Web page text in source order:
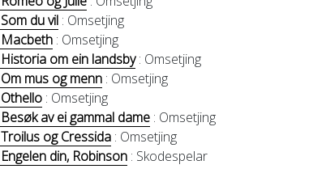
Som du vil : Omsetjing
Macbeth : Omsetjing
Historia om ein landsby: Omsetjing
Om mus og menn : Omsetjing
Othello : Omsetjing
Besøk av ei gammal dame : Omsetjing
Troilus og Cressida : Omsetjing
Engelen din, Robinson : Skodespelar